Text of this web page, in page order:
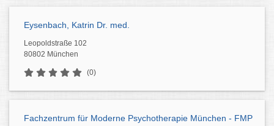
Eysenbach, Katrin Dr. med.
Leopoldstraße 102
80802 München
(0)
Fachzentrum für Moderne Psychotherapie München - FMP